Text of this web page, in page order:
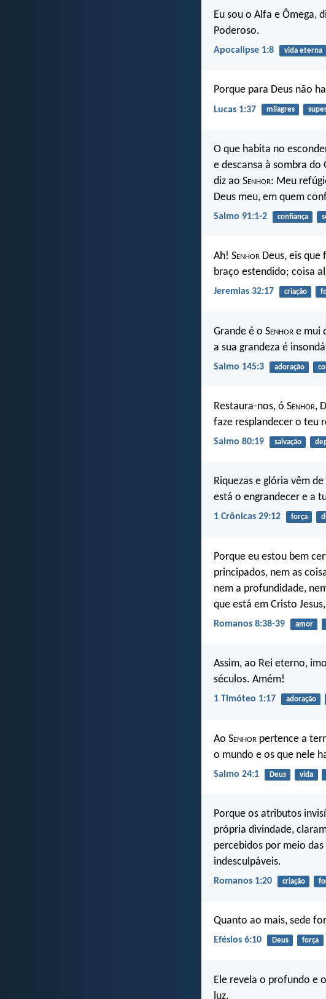
Eu sou o Alfa e Ômega,
Poderoso.
Apocalipse 1:8 vida eterna
Porque para Deus não
Lucas 1:37 milagres
O que habita no
e descansa à sombra do
diz ao Senhor: Meu
Deus meu, em quem
Salmo 91:1-2 confiança
Ah! Senhor Deus, eis
braço estendido; coisa
Jeremias 32:17 criação
Grande é o Senhor e mui
a sua grandeza é
Salmo 145:3 adoração
Restaura-nos, ó Senhor,
faze resplandecer o teu
Salmo 80:19 salvação
Riquezas e glória vêm
está o engrandecer e a
1 Crônicas 29:12 força
Porque eu estou bem
principados, nem as
nem a profundidade,
que está em Cristo
Romanos 8:38-39 amor
Assim, ao Rei eterno,
séculos. Amém!
1 Timóteo 1:17 adoração
Ao Senhor pertence a
o mundo e os que nele
Salmo 24:1 Deus vida
Porque os atributos
própria divindade,
percebidos por meio
indesculpáveis.
Romanos 1:20 criação
Quanto ao mais, sede
Efésios 6:10 Deus força
Ele revela o profundo e
luz.